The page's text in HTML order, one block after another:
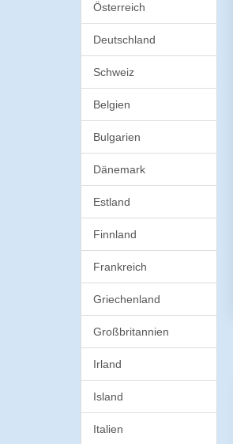
Österreich
Deutschland
Schweiz
Belgien
Bulgarien
Dänemark
Estland
Finnland
Frankreich
Griechenland
Großbritannien
Irland
Island
Italien